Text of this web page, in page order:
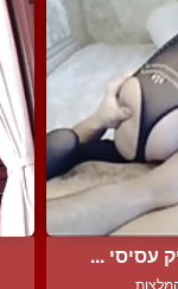
עסיסי ...